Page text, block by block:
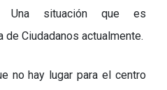
Una situación que es
Ciudadanos actualmente.
no hay lugar para el centro